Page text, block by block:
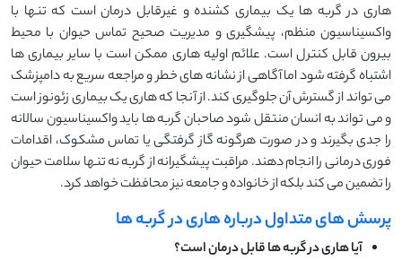
هاری در گربه ها یک بیماری کشنده و غیرقابل درمان است که تنها با
واکسیناسیون منظم، پیشگیری و مدیریت صحیح تماس حیوان با محیط
بیرون قابل کنترل است. علائم اولیه هاری ممکن است با سایر بیماری ها
اشتباه گرفته شود اما آگاهی از نشانه های خطر و مراجعه سریع به دامپزشک
می تواند از گسترش آن جلوگیری کند. از آنجا که هاری یک بیماری زئونوز است
و می تواند به انسان منتقل شود صاحبان گربه ها باید واکسیناسیون سالانه
را جدی بگیرند و در صورت هرگونه گاز گرفتگی یا تماس مشکوک، اقدامات
فوری درمانی را انجام دهند. مراقبت پیشگیرانه از گربه نه تنها سلامت حیوان
را تضمین می کند بلکه از خانواده و جامعه نیز محافظت خواهد کرد.
پرسش های متداول درباره هاری در گربه ها
آیا هاری در گربه ها قابل درمان است؟